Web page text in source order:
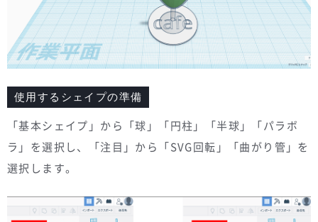
使用するシェイプの準備
「基本シェイプ」から「球」「円柱」「半球」「パラボ
ラ」を選択し、「注目」から「SVG回転」「曲がり管」を
選択します。